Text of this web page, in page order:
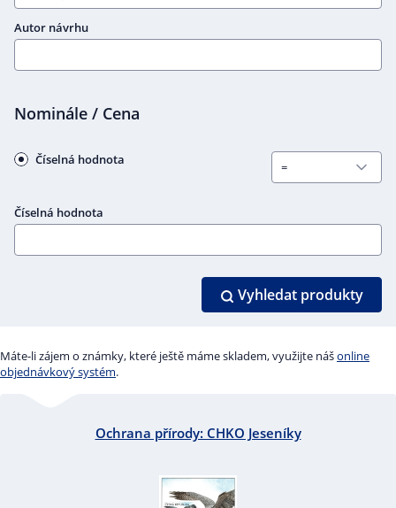
Autor návrhu
Nominále / Cena
Číselná hodnota
Číselná hodnota
Vyhledat produkty
Máte-li zájem o známky, které ještě máme skladem, využijte nášonline
objednávkový systém.
Ochrana přírody: CHKO Jeseníky